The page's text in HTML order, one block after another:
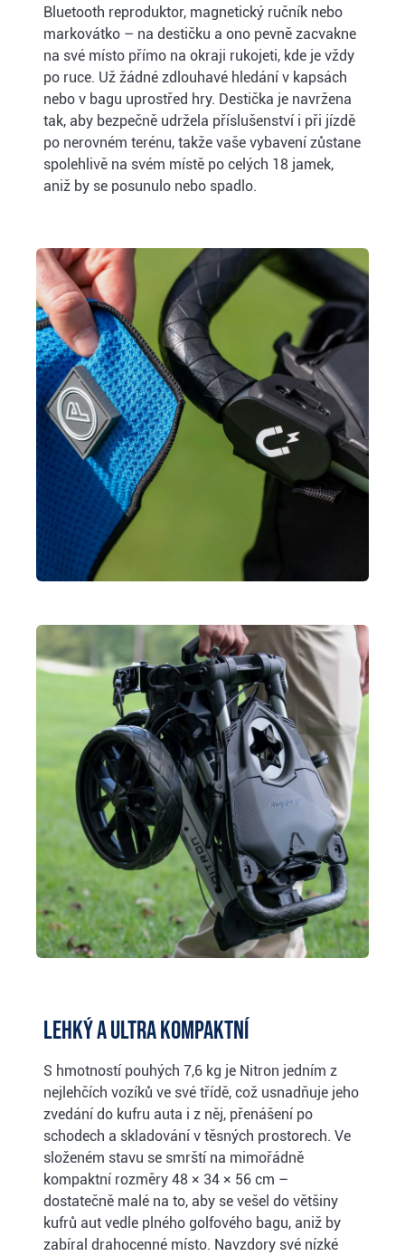
Bluetooth reproduktor, magnetický ručník nebo
markovátko – na destičku a ono pevně zacvakne
na své místo přímo na okraji rukojeti, kde je vždy
po ruce. Už žádné zdlouhavé hledání v kapsách
nebo v bagu uprostřed hry. Destička je navržena
tak, aby bezpečně udržela příslušenství i při jízdě
po nerovném terénu, takže vaše vybavení zůstane
spolehlivě na svém místě po celých 18 jamek,
aniž by se posunulo nebo spadlo.
Lehký a ultra kompaktní
S hmotností pouhých 7,6 kg je Nitron jedním z
nejlehčích vozíků ve své třídě, což usnadňuje jeho
zvedání do kufru auta i z něj, přenášení po
schodech a skladování v těsných prostorech. Ve
složeném stavu se smrští na mimořádně
kompaktní rozměry 48 × 34 × 56 cm –
dostatečně malé na to, aby se vešel do většiny
kufrů aut vedle plného golfového bagu, aniž by
zabíral drahocenné místo. Navzdory své nízké